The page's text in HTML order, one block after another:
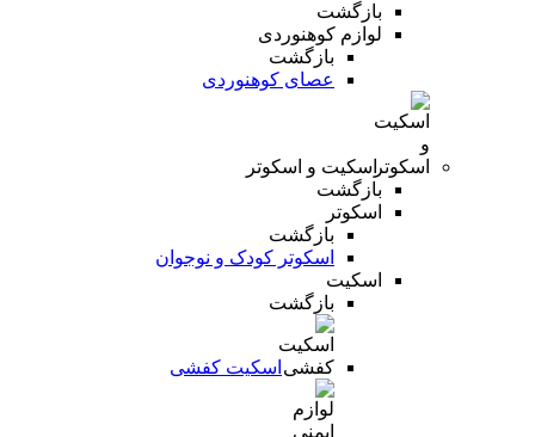
بازگشت
لوازم کوهنوردی
بازگشت
عصای کوهنوردی
اسکیت و اسکوتر
بازگشت
اسکوتر
بازگشت
اسکوتر کودک و نوجوان
اسکیت
بازگشت
اسکیت کفشی